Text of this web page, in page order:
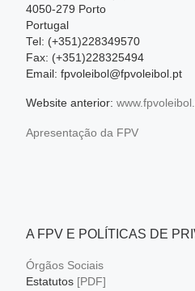
4050-279 Porto
Portugal
Tel: (+351)228349570
Fax: (+351)228325494
Email: fpvoleibol@fpvoleibol.pt
Website anterior:
Apresentação da FPV
A FPV E POLÍTICAS DE
Órgãos Sociais
Estatutos [PDF]